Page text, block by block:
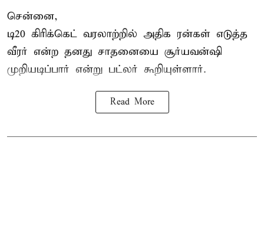
சென்னை,
டி20 கிரிக்கெட் வரலாற்றில் அதிக ரன்கள் எடுத்த
வீரர் என்ற தனது சாதனையை சூர்யவன்ஷி
முறியடிப்பார் என்று பட்லர் கூறியுள்ளார்.
Read More